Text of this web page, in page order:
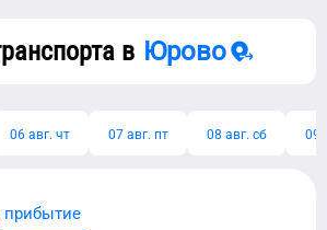
в Юрово
06 авг. чт 07 авг. пт 08 авг. сб 09
прибытие